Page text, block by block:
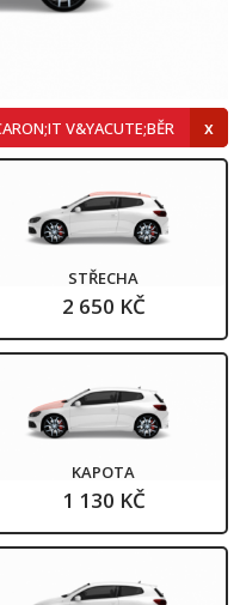
V&YACUTE;BĚR
STŘECHA
2 650 KČ
KAPOTA
1 130 KČ